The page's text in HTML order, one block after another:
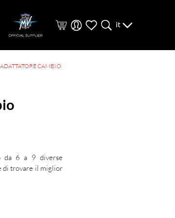
it
ADATTATORE CAMBIO
da 6 a 9 diverse
di trovare il miglior